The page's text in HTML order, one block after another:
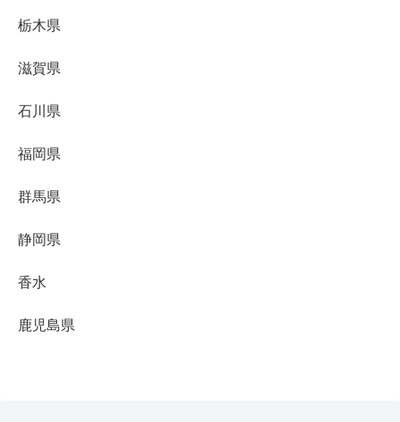
栃木県
滋賀県
石川県
福岡県
群馬県
静岡県
香水
鹿児島県